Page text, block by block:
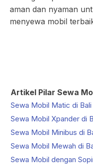
aman dan nyaman
menyewa mobil
Artikel Pilar Sewa
Sewa Mobil Matic di Bali
Sewa Mobil Xpander di
Sewa Mobil Minibus di
Sewa Mobil Mewah di
Sewa Mobil dengan